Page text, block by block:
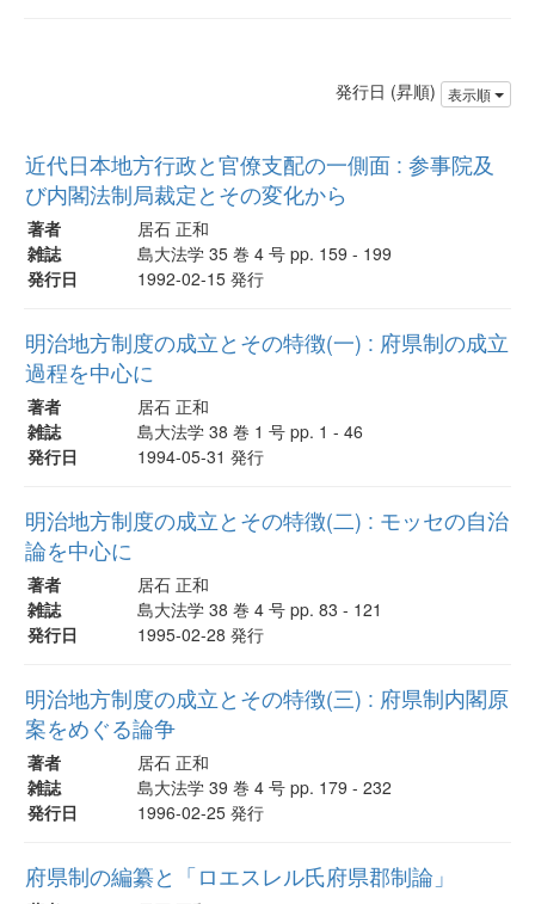
発行日 (昇順) 表示順
近代日本地方行政と官僚支配の一側面 : 参事院及
び内閣法制局裁定とその変化から
著者
居石 正和
雑誌
島大法学 35 巻 4 号 pp. 159 - 199
発行日
1992-02-15 発行
明治地方制度の成立とその特徴(一) : 府県制の成立
過程を中心に
著者
居石 正和
雑誌
島大法学 38 巻 1 号 pp. 1 - 46
発行日
1994-05-31 発行
明治地方制度の成立とその特徴(二) : モッセの自治
論を中心に
著者
居石 正和
雑誌
島大法学 38 巻 4 号 pp. 83 - 121
発行日
1995-02-28 発行
明治地方制度の成立とその特徴(三) : 府県制内閣原
案をめぐる論争
著者
居石 正和
雑誌
島大法学 39 巻 4 号 pp. 179 - 232
発行日
1996-02-25 発行
府県制の編纂と「ロエスレル氏府県郡制論」